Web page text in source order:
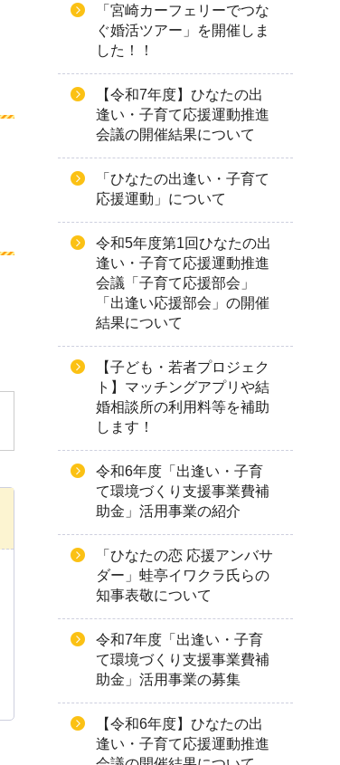
「宮崎カーフェリーでつな
ぐ婚活ツアー」を開催しま
した！！
【令和7年度】ひなたの出
逢い・子育て応援運動推進
会議の開催結果について
「ひなたの出逢い・子育て
応援運動」について
令和5年度第1回ひなたの出
逢い・子育て応援運動推進
会議「子育て応援部会」
「出逢い応援部会」の開催
結果について
【子ども・若者プロジェク
ト】マッチングアプリや結
婚相談所の利用料等を補助
します！
令和6年度「出逢い・子育
て環境づくり支援事業費補
助金」活用事業の紹介
「ひなたの恋 応援アンバサ
ダー」蛙亭イワクラ氏らの
知事表敬について
令和7年度「出逢い・子育
て環境づくり支援事業費補
助金」活用事業の募集
【令和6年度】ひなたの出
逢い・子育て応援運動推進